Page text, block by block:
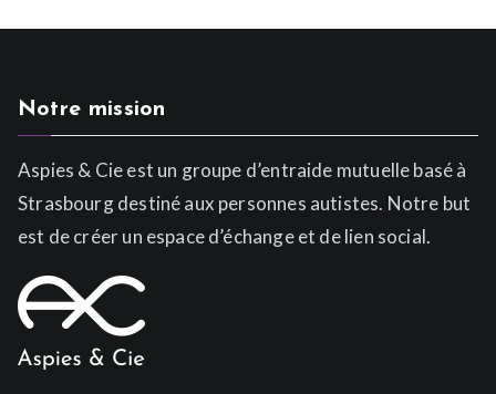
Notre mission
Aspies & Cie est un groupe d’entraide mutuelle basé à
Strasbourg destiné aux personnes autistes. Notre but
est de créer un espace d’échange et de lien social.